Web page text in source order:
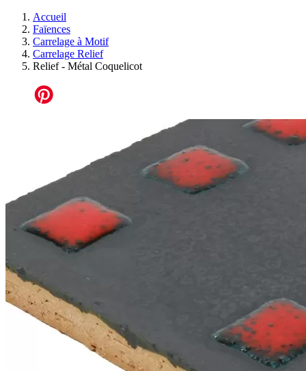
Accueil
Faïences
Carrelage à Motif
Carrelage Relief
Relief - Métal Coquelicot